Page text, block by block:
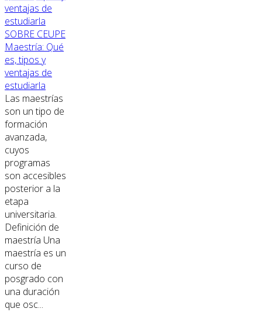
SOBRE CEUPE
Maestría: Qué
es, tipos y
ventajas de
estudiarla
Las maestrías
son un tipo de
formación
avanzada,
cuyos
programas
son accesibles
posterior a la
etapa
universitaria.
Definición de
maestría Una
maestría es un
curso de
posgrado con
una duración
que osc...